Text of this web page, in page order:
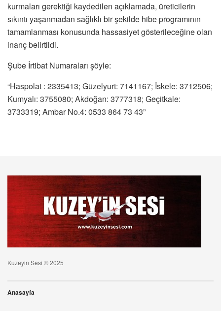
kurmaları gerektiği kaydedilen açıklamada, üreticilerin
sıkıntı yaşanmadan sağlıklı bir şekilde hibe programının
tamamlanması konusunda hassasiyet gösterileceğine olan
inanç belirtildi.
Şube İrtibat Numaraları şöyle:
“Haspolat : 2335413; Güzelyurt: 7141167; İskele: 3712506;
Kumyalı: 3755080; Akdoğan: 3777318; Geçitkale:
3733319; Ambar No.4: 0533 864 73 43”
Kuzeyin Sesi © 2025
Anasayfa